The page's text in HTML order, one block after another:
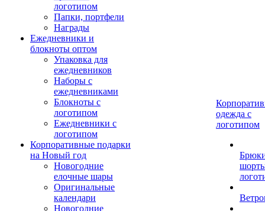
логотипом
Папки, портфели
Награды
Ежедневники и
блокноты оптом
Упаковка для
ежедневников
Наборы с
ежедневниками
Блокноты с
логотипом
Ежедневники с
логотипом
Корпоративные подарки
на Новый год
Новогодние
елочные шары
Оригинальные
календари
Новогодние
одежда с
логотипом